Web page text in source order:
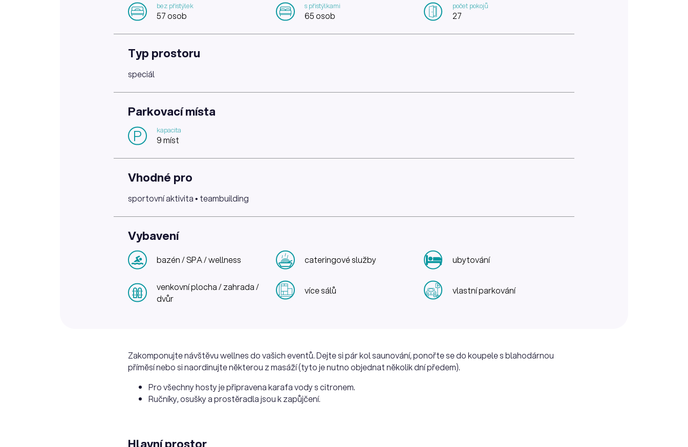
bez přistýlek
57 osob
s přistýlkami
65 osob
počet pokojů
27
Typ prostoru
speciál
Parkovací místa
P kapacita
9 míst
Vhodné pro
sportovní aktivita • teambuilding
Vybavení
bazén / SPA / wellness cateringové služby ubytování
venkovní plocha / zahrada /
dvůr
více sálů vlastní parkování
Zakomponujte návštěvu wellnes do vašich eventů. Dejte si pár kol saunování, ponořte se do koupele s blahodárnou
příměsí nebo si naordinujte některou z masáží (tyto je nutno objednat několik dní předem).
Pro všechny hosty je připravena karafa vody s citronem.
Ručníky, osušky a prostěradla jsou k zapůjčení.
Hlavní prostor